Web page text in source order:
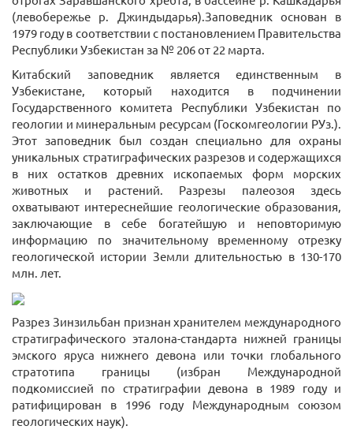
(левобережье р. Джиндыдарья).Заповедник основан в
1979 году в соответствии с постановлением Правительства
Республики Узбекистан за № 206 от 22 марта.
Китабский заповедник является единственным в
Узбекистане, который находится в подчинении
Государственного комитета Республики Узбекистан по
геологии и минеральным ресурсам (Госкомгеологии РУз.).
Этот заповедник был создан специально для охраны
уникальных стратиграфических разрезов и содержащихся
в них остатков древних ископаемых форм морских
животных и растений. Разрезы палеозоя здесь
охватывают интереснейшие геологические образования,
заключающие в себе богатейшую и неповторимую
информацию по значительному временному отрезку
геологической истории Земли длительностью в 130-170
млн. лет.
Разрез Зинзильбан признан хранителем международного
стратиграфического эталона-стандарта нижней границы
эмского яруса нижнего девона или точки глобального
стратотипа границы (избран Международной
подкомиссией по стратиграфии девона в 1989 году и
ратифицирован в 1996 году Международным союзом
геологических наук).